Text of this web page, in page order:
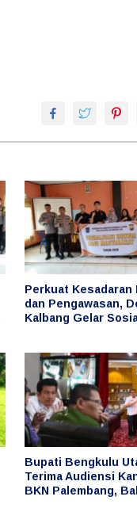
Perkuat Kesadaran
dan Pengawasan,
Kalbang Gelar
Bupati Bengkulu
Terima Audiensi
BKN Palembang,